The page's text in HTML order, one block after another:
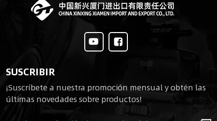
SUSCRIBIR
¡Suscríbete a nuestra promoción mensual y obtén las
últimas novedades sobre productos!